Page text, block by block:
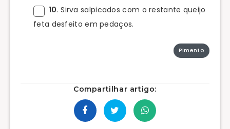
10. Sirva salpicados com o restante queijo
feta desfeito em pedaços.
Pimento
Compartilhar artigo: